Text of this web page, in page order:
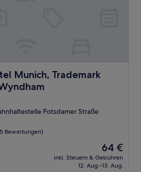
Munich, Trademark
Trademark Collection by
Potsdamer Straße
Bewertungen)
Der
Preis
beträgt
64 €
inkl. Steuern & Gebühren
12. Aug.–13. Aug.